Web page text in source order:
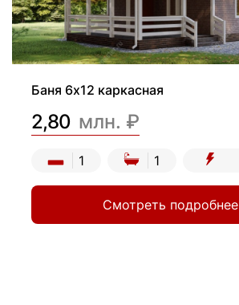
Баня 6х12 каркасная
2,80 млн. ₽
1 1
Смотреть подробнее